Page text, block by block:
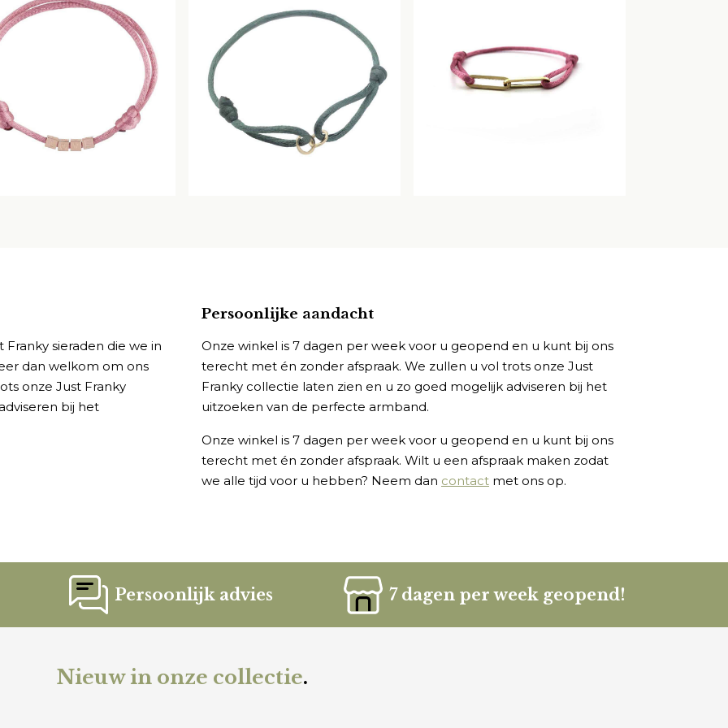
sieraden die we in
dan welkom om ons
onze Just Franky
bij het
Persoonlijke aandacht
Onze winkel is 7 dagen per week voor u geopend en u kunt bij ons
terecht met én zonder afspraak. We zullen u vol trots onze Just
Franky collectie laten zien en u zo goed mogelijk adviseren bij het
uitzoeken van de perfecte armband.
Onze winkel is 7 dagen per week voor u geopend en u kunt bij ons
terecht met én zonder afspraak. Wilt u een afspraak maken zodat
we alle tijd voor u hebben? Neem dan contact met ons op.
Persoonlijk advies 7 dagen per week geopend!
Nieuw in onze collectie.